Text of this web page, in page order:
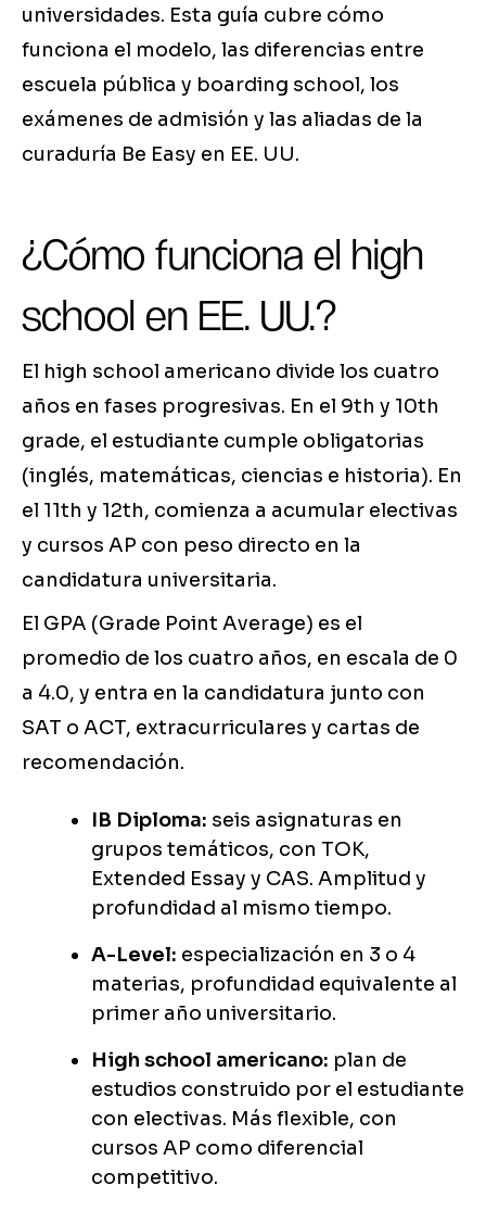
universidades. Esta guía cubre cómo
funciona el modelo, las diferencias entre
escuela pública y boarding school, los
exámenes de admisión y las aliadas de la
curaduría Be Easy en EE. UU.
¿Cómo funciona el high
school en EE. UU.?
El high school americano divide los cuatro
años en fases progresivas. En el 9th y 10th
grade, el estudiante cumple obligatorias
(inglés, matemáticas, ciencias e historia). En
el 11th y 12th, comienza a acumular electivas
y cursos AP con peso directo en la
candidatura universitaria.
El GPA (Grade Point Average) es el
promedio de los cuatro años, en escala de 0
a 4.0, y entra en la candidatura junto con
SAT o ACT, extracurriculares y cartas de
recomendación.
IB Diploma: seis asignaturas en
grupos temáticos, con TOK,
Extended Essay y CAS. Amplitud y
profundidad al mismo tiempo.
A-Level: especialización en 3 o 4
materias, profundidad equivalente al
primer año universitario.
High school americano: plan de
estudios construido por el estudiante
con electivas. Más flexible, con
cursos AP como diferencial
competitivo.